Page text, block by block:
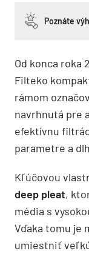
Poznáte
Od konca roka
Filteko
rámom
navrhnutá pre
efektívnu
parametre a
Kľúčovou
deep pleat,
média s
Vďaka tomu je
umiestniť